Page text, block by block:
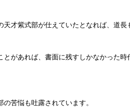
才紫式部が仕えていたとなれば、道
があれば、書面に残すしかなかった時
苦悩も吐露されています。